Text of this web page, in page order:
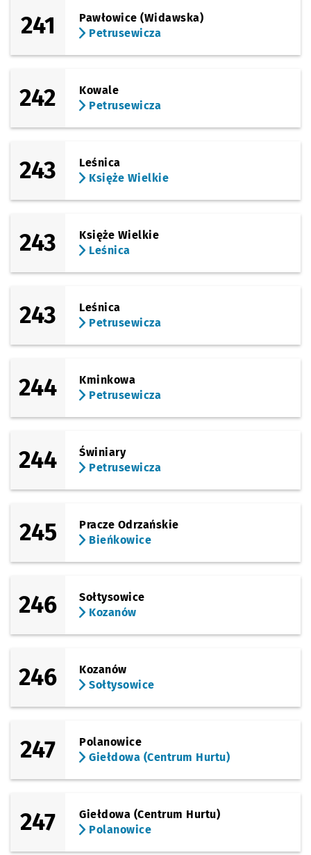
241
Pawłowice (Widawska)
Petrusewicza
242
Kowale
Petrusewicza
243
Leśnica
Księże Wielkie
243
Księże Wielkie
Leśnica
243
Leśnica
Petrusewicza
244
Kminkowa
Petrusewicza
244
Świniary
Petrusewicza
245
Pracze Odrzańskie
Bieńkowice
246
Sołtysowice
Kozanów
246
Kozanów
Sołtysowice
247
Polanowice
Giełdowa (Centrum Hurtu)
247
Giełdowa (Centrum Hurtu)
Polanowice